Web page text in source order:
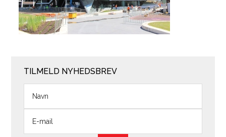
TILMELD NYHEDSBREV